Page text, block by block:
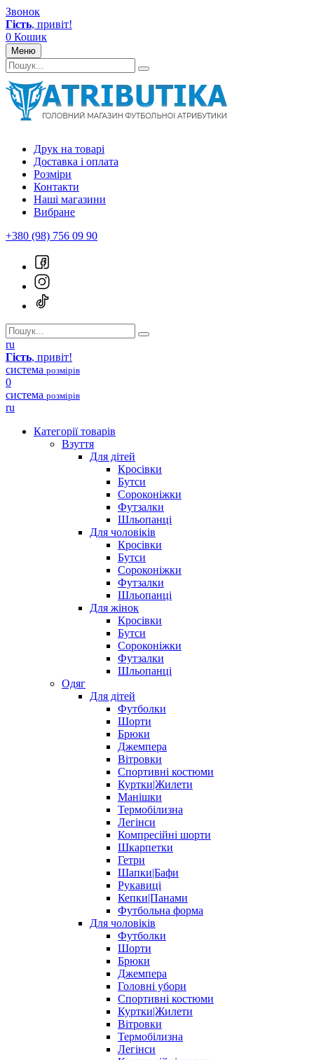
Звонок
Гість, привіт!
0 Кошик
Меню
Друк на товарі
Доставка і оплата
Розміри
Контакти
Наші магазини
Вибране
+380 (98) 756 09 90
ru
Гість, привіт!
система розмірів
0
система розмірів
ru
Категорії товарів
Взуття
Для дітей
Кросівки
Бутси
Сороконіжки
Футзалки
Шльопанці
Для чоловіків
Кросівки
Бутси
Сороконіжки
Футзалки
Шльопанці
Для жінок
Кросівки
Бутси
Сороконіжки
Футзалки
Шльопанці
Одяг
Для дітей
Футболки
Шорти
Брюки
Джемпера
Вітровки
Спортивні костюми
Куртки|Жилети
Манішки
Термобілизна
Легінси
Компресійні шорти
Шкарпетки
Гетри
Шапки|Бафи
Рукавиці
Кепки|Панами
Футбольна форма
Для чоловіків
Футболки
Шорти
Брюки
Джемпера
Головні убори
Спортивні костюми
Куртки|Жилети
Вітровки
Термобілизна
Легінси